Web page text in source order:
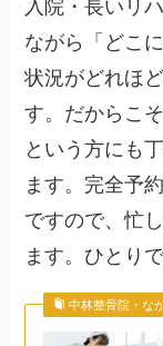
入院・長いリ
ながら「どこ
状況がどれほ
す。だからこ
という方にも
ます。完全予
ですので、忙
ます。ひとり
中林整骨院・な